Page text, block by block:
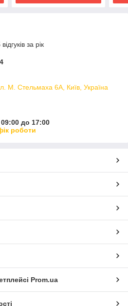
за рік
М. Стельмаха 6А, Київ, Україна
до 17:00
роботи
Prom.ua